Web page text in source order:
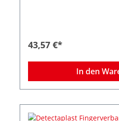
43,57 €*
In den